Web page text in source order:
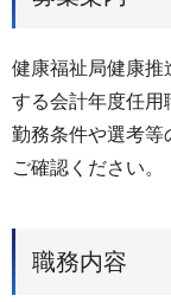
健康福祉局健康推
する会計年度任用
勤務条件や選考等
ご確認ください。
職務内容